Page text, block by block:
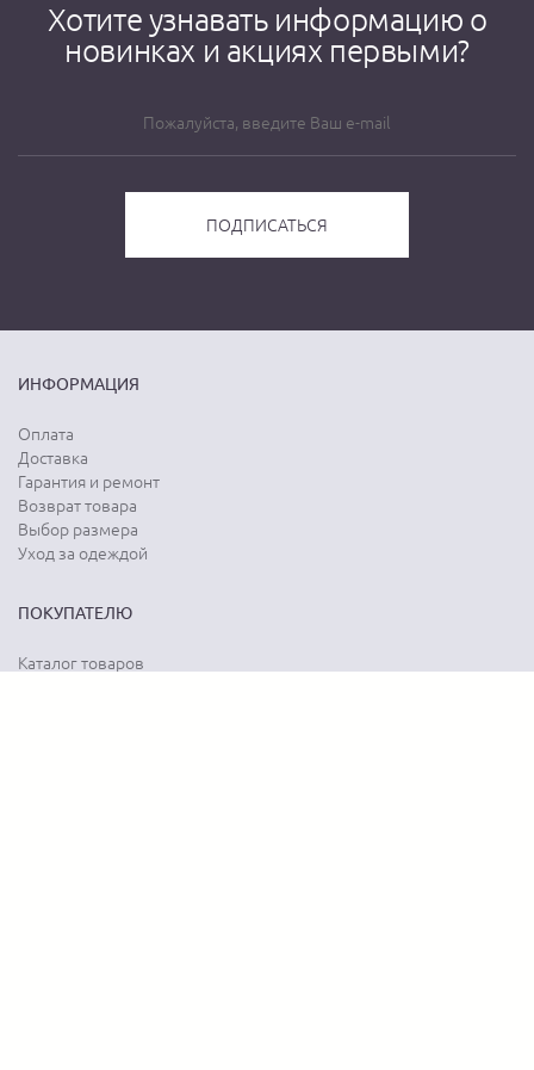
Хотите узнавать информацию о
новинках и акциях первыми?
ИНФОРМАЦИЯ
Оплата
Доставка
Гарантия и ремонт
Возврат товара
Выбор размера
Уход за одеждой
ПОКУПАТЕЛЮ
Каталог товаров